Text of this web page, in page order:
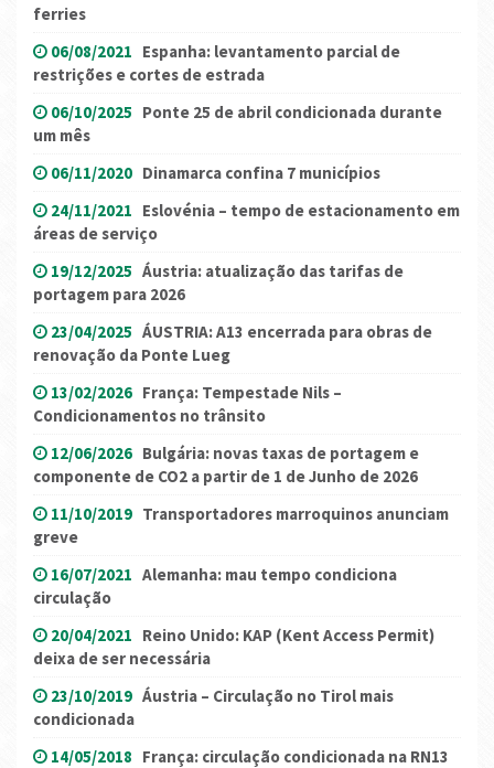
ferries
06/08/2021 Espanha: levantamento parcial de
restrições e cortes de estrada
06/10/2025 Ponte 25 de abril condicionada durante
um mês
06/11/2020 Dinamarca confina 7 municípios
24/11/2021 Eslovénia – tempo de estacionamento em
áreas de serviço
19/12/2025 Áustria: atualização das tarifas de
portagem para 2026
23/04/2025 ÁUSTRIA: A13 encerrada para obras de
renovação da Ponte Lueg
13/02/2026 França: Tempestade Nils –
Condicionamentos no trânsito
12/06/2026 Bulgária: novas taxas de portagem e
componente de CO2 a partir de 1 de Junho de 2026
11/10/2019 Transportadores marroquinos anunciam
greve
16/07/2021 Alemanha: mau tempo condiciona
circulação
20/04/2021 Reino Unido: KAP (Kent Access Permit)
deixa de ser necessária
23/10/2019 Áustria – Circulação no Tirol mais
condicionada
14/05/2018 França: circulação condicionada na RN13